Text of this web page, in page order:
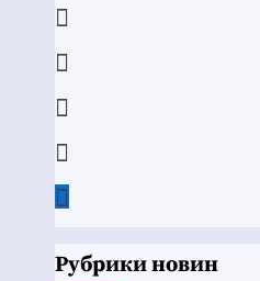
Рубрики новин